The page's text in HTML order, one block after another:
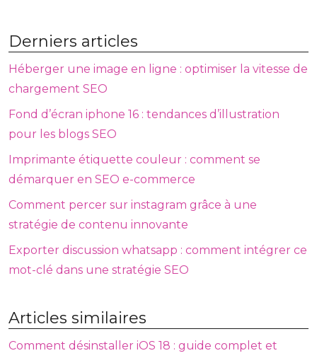
Derniers articles
Héberger une image en ligne : optimiser la vitesse de
chargement SEO
Fond d’écran iphone 16 : tendances d’illustration
pour les blogs SEO
Imprimante étiquette couleur : comment se
démarquer en SEO e-commerce
Comment percer sur instagram grâce à une
stratégie de contenu innovante
Exporter discussion whatsapp : comment intégrer ce
mot-clé dans une stratégie SEO
Articles similaires
Comment désinstaller iOS 18 : guide complet et